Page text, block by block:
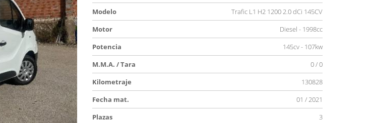
Modelo
Trafic L1 H2 1200 2.0 dCi 145CV
Motor
Diesel - 1998cc
Potencia
145cv - 107kw
M.M.A. / Tara
0 / 0
Kilometraje
130828
Fecha mat.
01 / 2021
Plazas
3